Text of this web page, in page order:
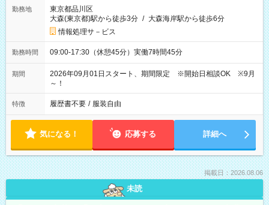
勤務地
東京都品川区
大森(東京都)駅から徒歩3分 / 大森海岸駅から徒歩6分
情報処理サ－ビス
勤務時間 09:00-17:30（休憩45分）実働7時間45分
期間
2026年09月01日スタート、期間限定 ※開始日相談OK ※9月
～！
特徴 履歴書不要 / 服装自由
気になる！ 応募する 詳細へ
掲載日：2026.08.06
未読